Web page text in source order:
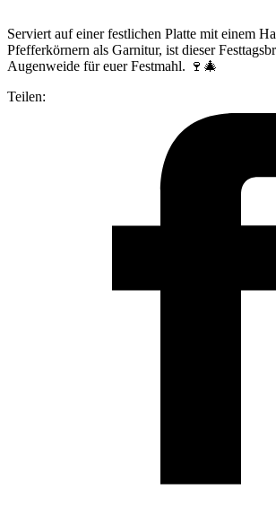
Serviert auf einer festlichen Platte mit einem
Pfefferkörnern als Garnitur, ist dieser
Augenweide für euer Festmahl. 🍷🎄
Teilen: